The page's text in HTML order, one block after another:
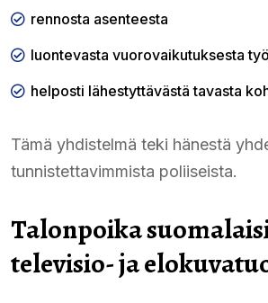
rennosta asenteesta
luontevasta vuorovaikutuksesta
helposti lähestyttävästä tavasta
Tämä yhdistelmä teki hänestä
tunnistettavimmista poliiseista.
Talonpoika
televisio- ja